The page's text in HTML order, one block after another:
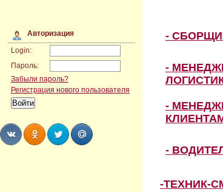
Авторизация
Login:
Пароль:
Забыли пароль?
Регистрация нового пользователя
-
-
-
-
-ТЕХНИК-